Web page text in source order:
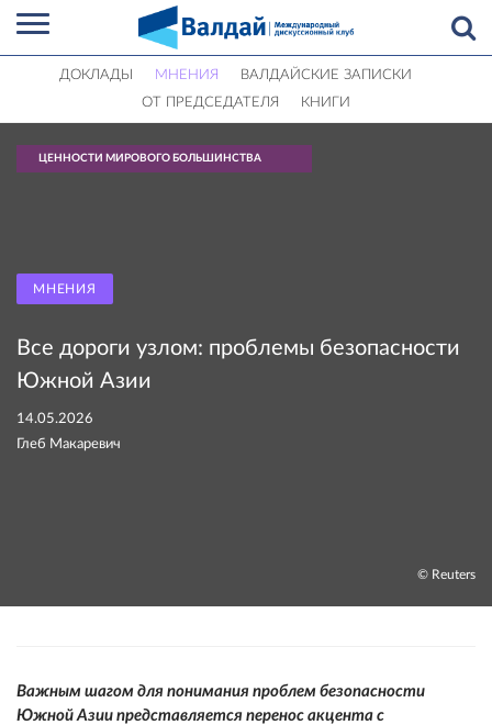
ДОКЛАДЫ МНЕНИЯ
ВАЛДАЙСКИЕ ЗАПИСКИ
ОТ ПРЕДСЕДАТЕЛЯ
КНИГИ
ЦЕННОСТИ МИРОВОГО БОЛЬШИНСТВА
МНЕНИЯ
Все дороги узлом: проблемы безопасности
Южной Азии
14.05.2026
Глеб Макаревич
© Reuters
Важным шагом для понимания проблем безопасности
Южной Азии представляется перенос акцента с